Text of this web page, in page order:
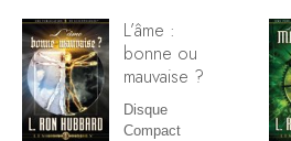
L’âme :
bonne ou
mauvaise ?
Disque
Compact